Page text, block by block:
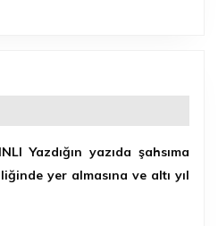
Yazdığın yazıda şahsıma
yer almasına ve altı yıl